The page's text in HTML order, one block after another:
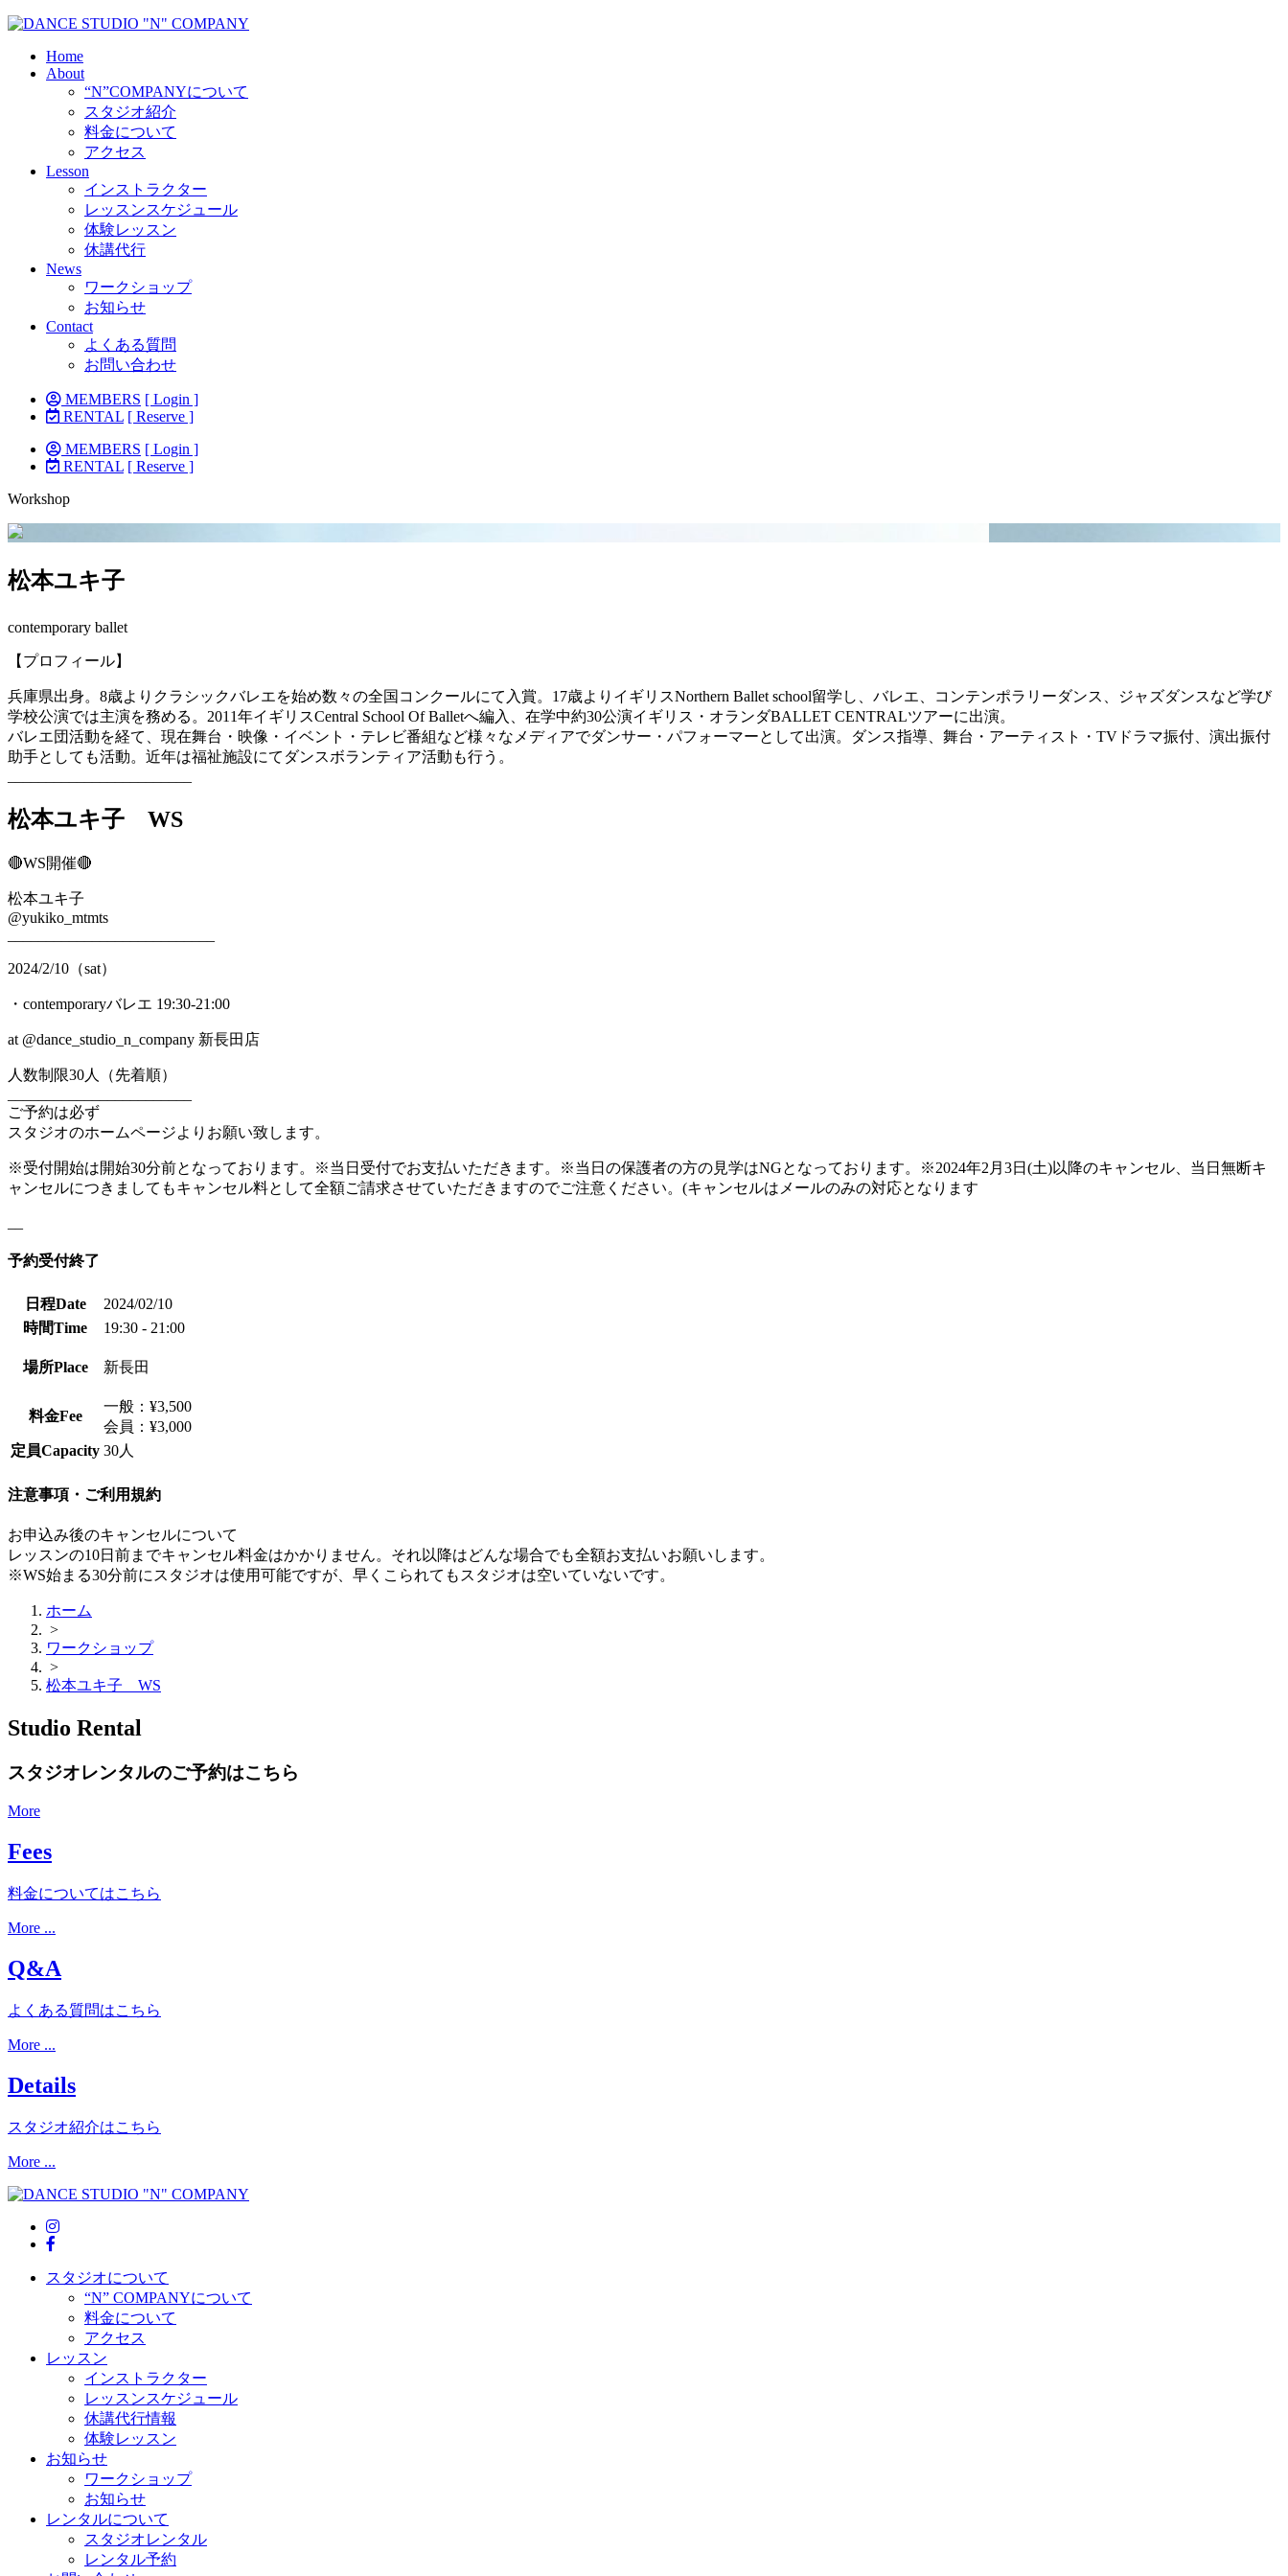
Home
About
“N”COMPANYについて
スタジオ紹介
料金について
アクセス
Lesson
インストラクター
レッスンスケジュール
体験レッスン
休講代行
News
ワークショップ
お知らせ
Contact
よくある質問
お問い合わせ
MEMBERS [ Login ]
RENTAL [ Reserve ]
MEMBERS [ Login ]
RENTAL [ Reserve ]
Workshop
松本ユキ子
contemporary ballet
【プロフィール】
兵庫県出身。8歳よりクラシックバレエを始め数々の全国コンクールにて入賞。17歳よりイギリスNorthern Ballet school留学し、バレエ、コンテンポラリーダンス、ジャズダンスなど学び
学校公演では主演を務める。2011年イギリスCentral School Of Balletへ編入、在学中約30公演イギリス・オランダBALLET CENTRALツアーに出演。
バレエ団活動を経て、現在舞台・映像・イベント・テレビ番組など様々なメディアでダンサー・パフォーマーとして出演。ダンス指導、舞台・アーティスト・TVドラマ振付、演出振付
助手としても活動。近年は福祉施設にてダンスボランティア活動も行う。
松本ユキ子 WS
🔴WS開催🔴
松本ユキ子
@yukiko_mtmts
2024/2/10（sat）
・contemporaryバレエ 19:30-21:00
at @dance_studio_n_company 新長田店
人数制限30人（先着順）
ご予約は必ず
スタジオのホームページよりお願い致します。
※受付開始は開始30分前となっております。※当日受付でお支払いただきます。※当日の保護者の方の見学はNGとなっております。※2024年2月3日(土)以降のキャンセル、当日無断キ
ャンセルにつきましてもキャンセル料として全額ご請求させていただきますのでご注意ください。(キャンセルはメールのみの対応となります
予約受付終了
日程Date
2024/02/10
時間Time 19:30 - 21:00
場所Place 新長田
料金Fee
一般：¥3,500
会員：¥3,000
定員Capacity 30人
注意事項・ご利用規約
お申込み後のキャンセルについて
レッスンの10日前までキャンセル料金はかかりません。それ以降はどんな場合でも全額お支払いお願いします。
※WS始まる30分前にスタジオは使用可能ですが、早くこられてもスタジオは空いていないです。
ホーム
>
ワークショップ
>
松本ユキ子 WS
Studio Rental
スタジオレンタルのご予約はこちら
More
Fees
料金についてはこちら
More ...
Q&A
よくある質問はこちら
More ...
Details
スタジオ紹介はこちら
More ...
スタジオについて
“N” COMPANYについて
料金について
アクセス
レッスン
インストラクター
レッスンスケジュール
休講代行情報
体験レッスン
お知らせ
ワークショップ
お知らせ
レンタルについて
スタジオレンタル
レンタル予約